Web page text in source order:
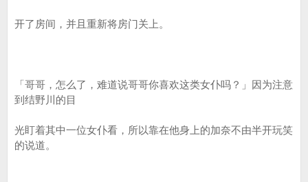
开了房间，并且重新将房门关上。
「哥哥，怎么了，难道说哥哥你喜欢这类女仆吗？」因为注意
到结野川的目
光盯着其中一位女仆看，所以靠在他身上的加奈不由半开玩笑
的说道。